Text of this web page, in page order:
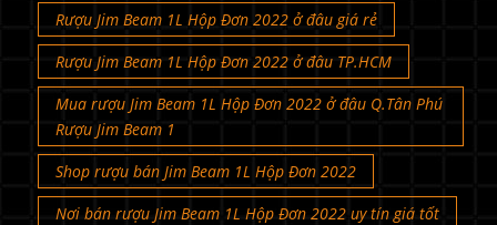
Rượu Jim Beam 1L Hộp Đơn 2022 ở đâu giá rẻ
Rượu Jim Beam 1L Hộp Đơn 2022 ở đâu TP.HCM
Mua rượu Jim Beam 1L Hộp Đơn 2022 ở đâu Q.Tân Phú
Rượu Jim Beam 1
Shop rượu bán Jim Beam 1L Hộp Đơn 2022
Nơi bán rượu Jim Beam 1L Hộp Đơn 2022 uy tín giá tốt